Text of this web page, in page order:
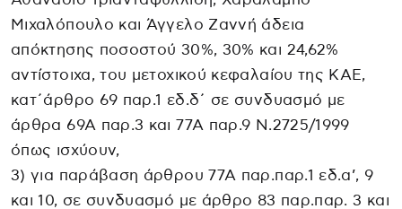
Μιχαλόπουλο και Άγγελο Ζαννή άδεια
απόκτησης ποσοστού 30%, 30% και 24,62%
αντίστοιχα, του μετοχικού κεφαλαίου της ΚΑΕ,
κατ΄άρθρο 69 παρ.1 εδ.δ΄ σε συνδυασμό με
άρθρα 69Α παρ.3 και 77Α παρ.9 Ν.2725/1999
όπως ισχύουν,
3) για παράβαση άρθρου 77Α παρ.παρ.1 εδ.α’, 9
και 10, σε συνδυασμό με άρθρο 83 παρ.παρ. 3 και